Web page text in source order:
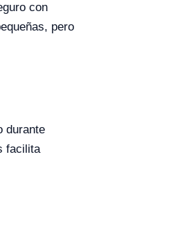
con
pero
durante
facilita